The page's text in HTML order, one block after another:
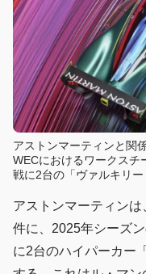
アストンマーティンと関
WECにおけるワークスチ
戦に2台の「ヴァルキリー
アストンマーティン
件に、2025年シーズ
に2台のハイパーカー